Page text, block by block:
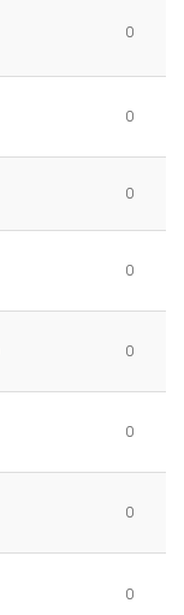
0
0
0
0
0
0
0
0